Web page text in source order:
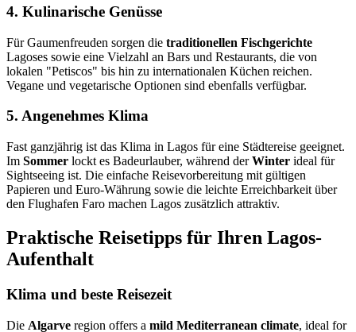
4. Kulinarische Genüsse
Für Gaumenfreuden sorgen die traditionellen Fischgerichte
Lagoses sowie eine Vielzahl an Bars und Restaurants, die von
lokalen "Petiscos" bis hin zu internationalen Küchen reichen.
Vegane und vegetarische Optionen sind ebenfalls verfügbar.
5. Angenehmes Klima
Fast ganzjährig ist das Klima in Lagos für eine Städtereise geeignet.
Im Sommer lockt es Badeurlauber, während derWinter ideal für
Sightseeing ist. Die einfache Reisevorbereitung mit gültigen
Papieren und Euro-Währung sowie die leichte Erreichbarkeit über
den Flughafen Faro machen Lagos zusätzlich attraktiv.
Praktische Reisetipps für Ihren Lagos-
Aufenthalt
Klima und beste Reisezeit
Die Algarve region offers a mild Mediterranean climate, ideal for